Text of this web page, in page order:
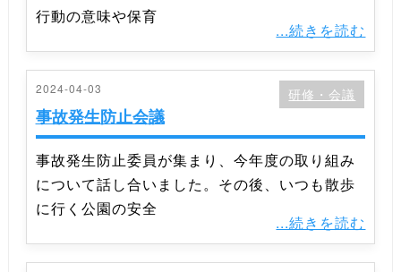
行動の意味や保育
...続きを読む
2024-04-03
事故発生防止会議
研修・会議
事故発生防止委員が集まり、今年度の取り組み
について話し合いました。その後、いつも散歩
に行く公園の安全
...続きを読む